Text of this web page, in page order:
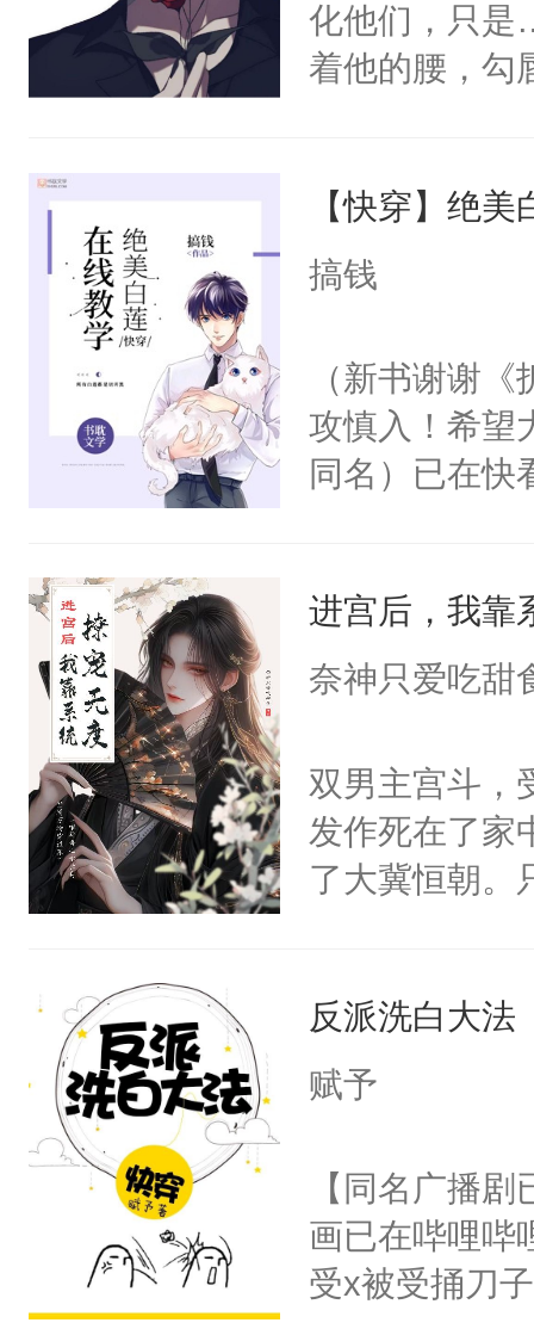
化他们，只是
着他的腰，勾
来，给老公
用力——为你
【快穿】绝
搞钱
（新书谢谢
攻慎入！希望
同名）已在快
成为所有白莲
I，他们决定
莲花可不止有
点脑袋，看着
常见问题一：
教科书版：“
母的微笑：“
留看着面前这
人，突然醒悟
卫天还没亮
腰：“陛下，
不好了！”“那
进宫后，我靠
奈神只爱吃甜
双男主宫斗，
发作死在了家
了大冀恒朝。
惜被人暗害，
绝。主神知晓
朝，一个从
为三种性别。
构与男子相同
了一颗红色的
反派洗白大法
赋予
【同名广播
画已在哔哩哔
受x被受捅刀